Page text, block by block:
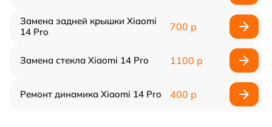
Замена задней крышки Xiaomi
14 Pro
700 р
Замена стекла Xiaomi 14 Pro 1100 р
Ремонт динамика Xiaomi 14 Pro 400 р